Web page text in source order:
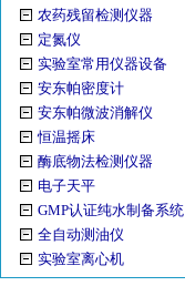
农药残留检测仪器
定氮仪
实验室常用仪器设备
安东帕密度计
安东帕微波消解仪
恒温摇床
酶底物法检测仪器
电子天平
GMP认证纯水制备系统
全自动测油仪
实验室离心机